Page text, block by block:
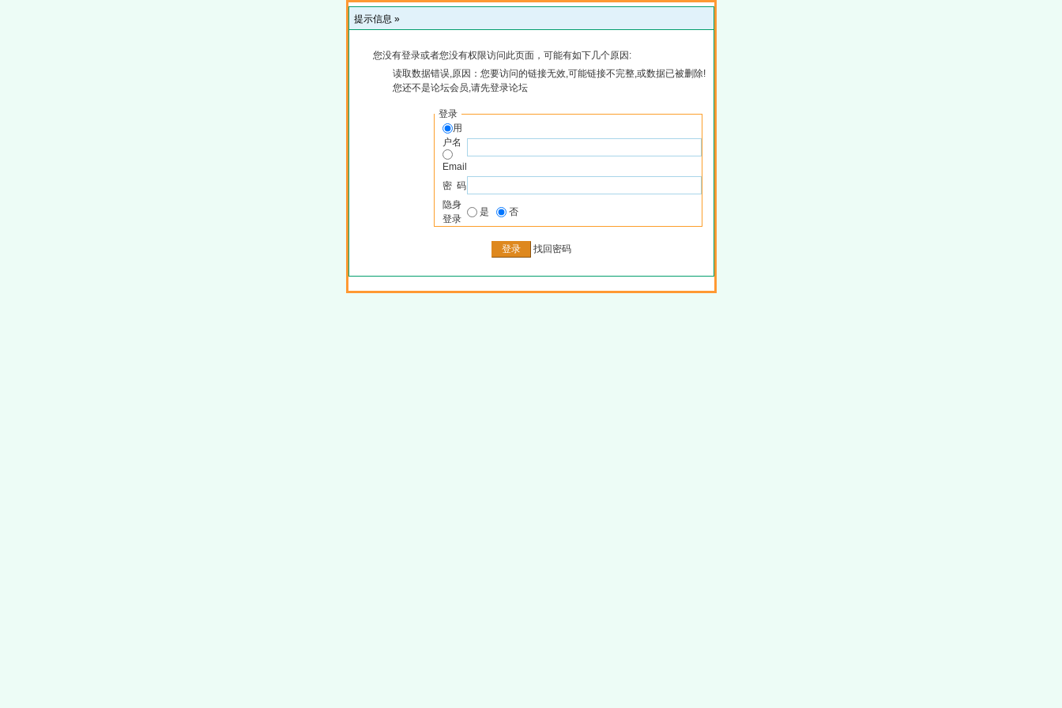
提示信息 »
您没有登录或者您没有权限访问此页面，可能有如下几个原因:
读取数据错误,原因：您要访问的链接无效,可能链接不完整,或数据已被删除!
您还不是论坛会员,请先登录论坛
登录
用
户名
Email
密 码
隐身
登录
是 否
找回密码